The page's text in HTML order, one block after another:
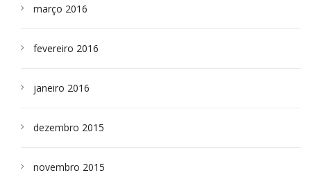
março 2016
fevereiro 2016
janeiro 2016
dezembro 2015
novembro 2015